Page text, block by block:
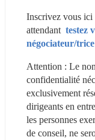
Inscrivez vous ici
attendant testez
négociateur/trice
Attention : Le
confidentialité
exclusivement
dirigeants en
les personnes
de conseil, ne